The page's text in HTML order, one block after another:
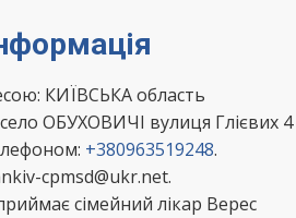
КИЇВСЬКА область
ОБУХОВИЧІ вулиця Глієвих 4
+380963519248.
cpmsd@ukr.net.
сімейний лікар Верес